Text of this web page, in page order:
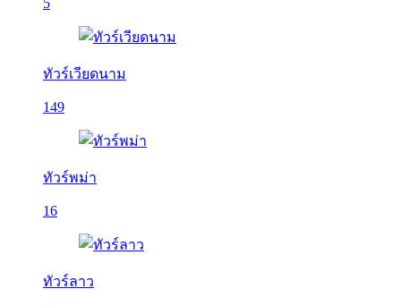
5
ทัวร์เวียดนาม
149
ทัวร์พม่า
16
ทัวร์ลาว